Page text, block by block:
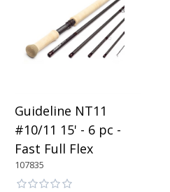
Guideline NT11
#10/11 15' - 6 pc -
Fast Full Flex
107835